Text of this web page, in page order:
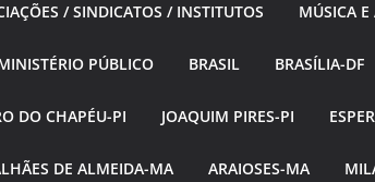
/ SINDICATOS / INSTITUTOS MÚSICA E
PÚBLICO BRASIL BRASÍLIA-DF
DO CHAPÉU-PI JOAQUIM PIRES-PI
DE ALMEIDA-MA ARAIOSES-MA